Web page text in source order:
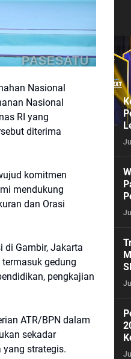
PASESATU
Nasional
Nasional
RI yang
diterima
komitmen
mendukung
dan Orasi
di Gambir, Jakarta
gedung
pengkajian
ATR/BPN dalam
sekadar
strategis.